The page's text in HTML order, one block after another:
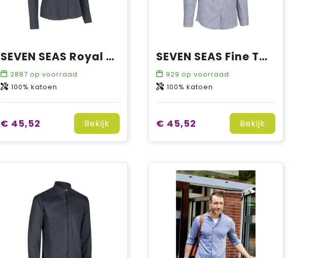
SEVEN SEAS Royal Oxford | modern | dames
2887 op voorraad
100% katoen
€ 45,52 Bekijk
SEVEN SEAS Fine Twill Cadet | slim
929 op voorraad
100% katoen
€ 45,52 Bekijk